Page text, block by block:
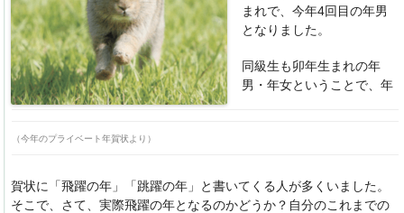
（今年のプライベート年賀状より）
まれで、今年4回目の年男
となりました。
同級生も卯年生まれの年
男・年女ということで、年
賀状に「飛躍の年」「跳躍の年」と書いてくる人が多くいました。
そこで、さて、実際飛躍の年となるのかどうか？自分のこれまでの